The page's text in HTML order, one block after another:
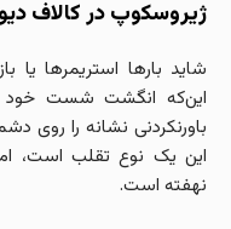
ژیروسکوپ در کالاف
شاید بارها استریمرها یا
این‌که انگشت شست خود
باورنکردنی نشانه را روی
این یک نوع تقلب است،
نهفته است.